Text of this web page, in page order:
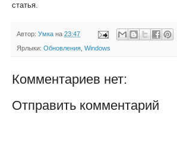
статья.
Автор: Умка на 23:47
Ярлыки: Обновления, Windows
Комментариев нет:
Отправить комментарий